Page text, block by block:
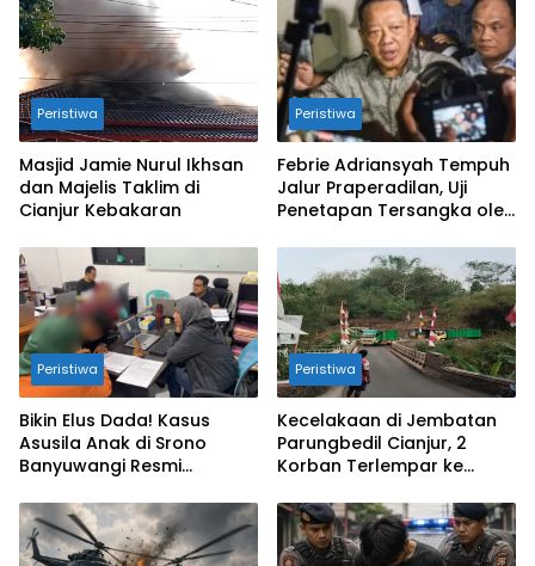
Peristiwa
Masjid Jamie Nurul Ikhsan
dan Majelis Taklim di
Cianjur Kebakaran
Peristiwa
Febrie Adriansyah Tempuh
Jalur Praperadilan, Uji
Penetapan Tersangka oleh
Peristiwa
Bikin Elus Dada! Kasus
Asusila Anak di Srono
Banyuwangi Resmi
Peristiwa
Kecelakaan di Jembatan
Parungbedil Cianjur, 2
Korban Terlempar ke